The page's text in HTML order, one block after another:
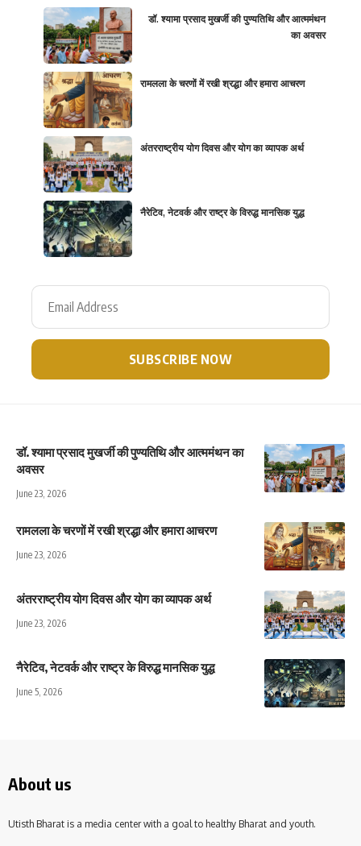
डॉ. श्यामा प्रसाद मुखर्जी की पुण्यतिथि और आत्ममंथन
का अवसर
रामलला के चरणों में रखी श्रद्धा और हमारा आचरण
अंतरराष्ट्रीय योग दिवस और योग का व्यापक अर्थ
नैरेटिव, नेटवर्क और राष्ट्र के विरुद्ध मानसिक युद्ध
डॉ. श्यामा प्रसाद मुखर्जी की पुण्यतिथि और आत्ममंथन का
अवसर
June 23, 2026
रामलला के चरणों में रखी श्रद्धा और हमारा आचरण
June 23, 2026
अंतरराष्ट्रीय योग दिवस और योग का व्यापक अर्थ
June 23, 2026
नैरेटिव, नेटवर्क और राष्ट्र के विरुद्ध मानसिक युद्ध
June 5, 2026
About us
Utisth Bharat is a media center with a goal to healthy Bharat and youth.